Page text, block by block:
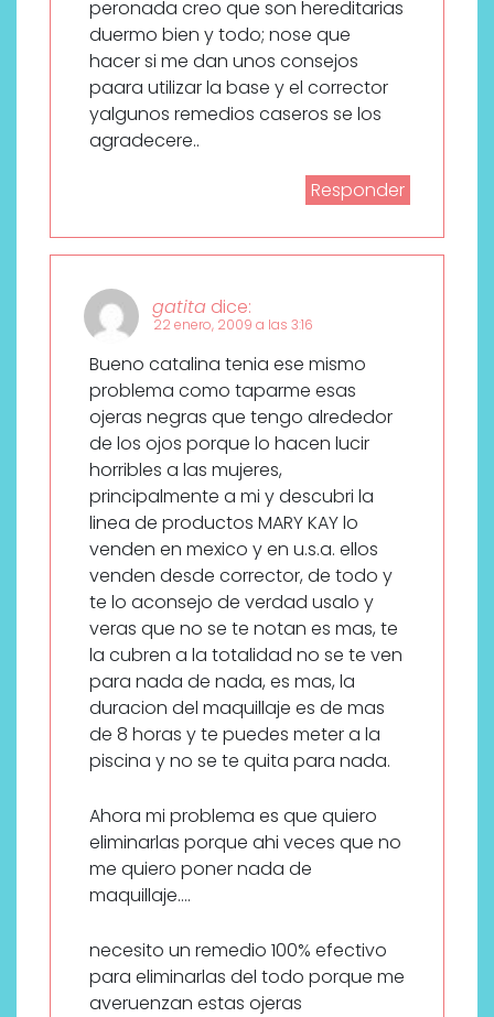
peronada creo que son hereditarias
duermo bien y todo; nose que
hacer si me dan unos consejos
paara utilizar la base y el corrector
yalgunos remedios caseros se los
agradecere..
Responder
gatita dice:
22 enero, 2009 a las 3:16
Bueno catalina tenia ese mismo
problema como taparme esas
ojeras negras que tengo alrededor
de los ojos porque lo hacen lucir
horribles a las mujeres,
principalmente a mi y descubri la
linea de productos MARY KAY lo
venden en mexico y en u.s.a. ellos
venden desde corrector, de todo y
te lo aconsejo de verdad usalo y
veras que no se te notan es mas, te
la cubren a la totalidad no se te ven
para nada de nada, es mas, la
duracion del maquillaje es de mas
de 8 horas y te puedes meter a la
piscina y no se te quita para nada.
Ahora mi problema es que quiero
eliminarlas porque ahi veces que no
me quiero poner nada de
maquillaje….
necesito un remedio 100% efectivo
para eliminarlas del todo porque me
averuenzan estas ojeras